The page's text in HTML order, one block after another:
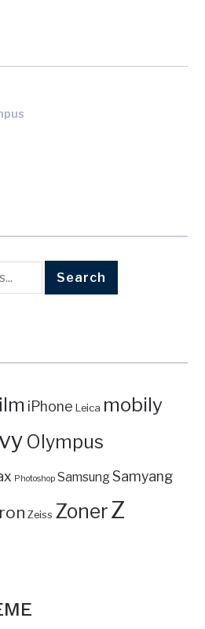
iPhone Leica mobily
Olympus
Photoshop SamsungSamyang
Zeiss ZonerZ